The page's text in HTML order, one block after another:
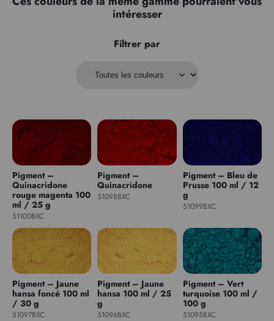
intéresser
Filtrer par
Pigment –
Quinacridone
rouge magenta 100
ml / 25 g
51100BXC
Pigment –
Quinacridone
51098BXC
Pigment – Bleu de
Prusse 100 ml / 12
g
51099BXC
Pigment – Jaune
hansa foncé 100 ml
/ 30 g
51097BXC
Pigment – Jaune
hansa 100 ml / 25
g
51096BXC
Pigment – Vert
turquoise 100 ml /
100 g
51095BXC